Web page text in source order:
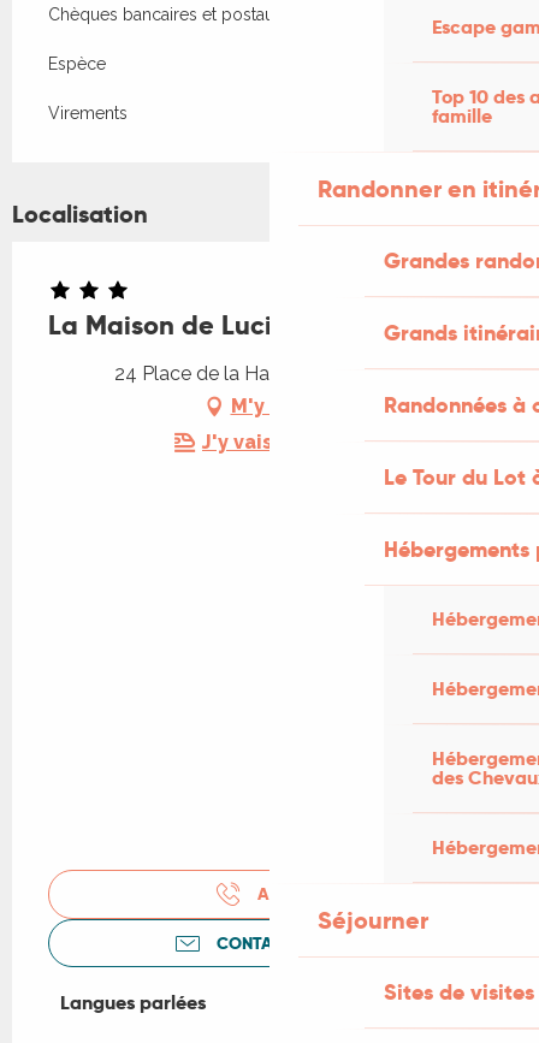
Escape
Top 10 des
famille
Randonner en
Grandes
Grands
Randonnées
Le Tour du Lot
des
Séjourner
Sites de visites
Chèques bancaires et postaux
Espèce
Virements
Localisation
La Maison de Lucie
24 Place de la Halle, 46120 Rudelle
M'y rendre
J'y vais en train !
APPELER
CONTACTEZ-NOUS
Langues parlées
Langues parlées